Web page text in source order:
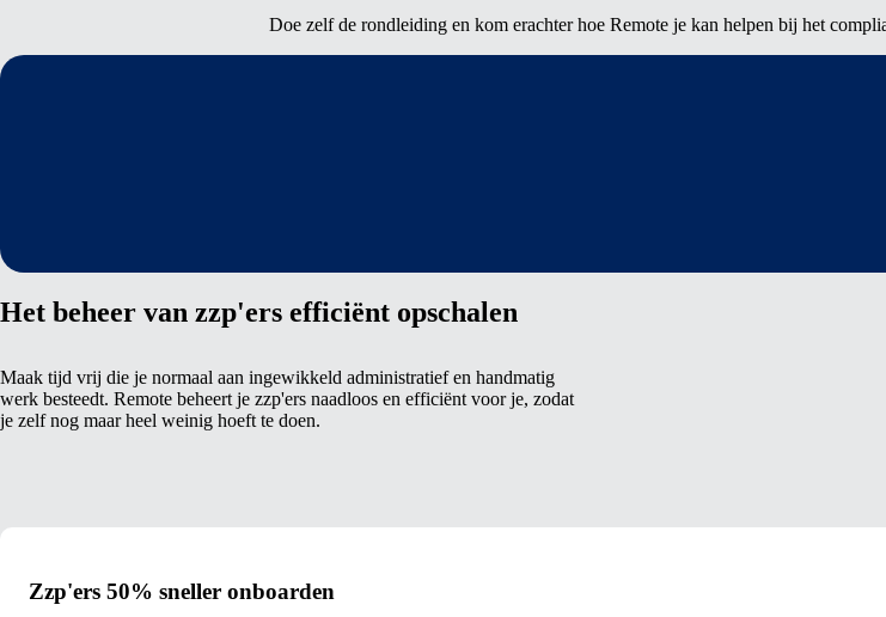
Doe zelf de rondleiding en kom erachter hoe Remote je kan helpen bij het
Het beheer van zzp'ers efficiënt opschalen
Maak tijd vrij die je normaal aan ingewikkeld administratief en handmatig
werk besteedt. Remote beheert je zzp'ers naadloos en efficiënt voor je, zodat
je zelf nog maar heel weinig hoeft te doen.
Zzp'ers 50% sneller onboarden